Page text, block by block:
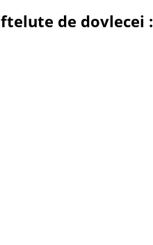
de dovlecei :